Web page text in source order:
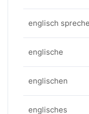
englisch
englische
englischen
englisches